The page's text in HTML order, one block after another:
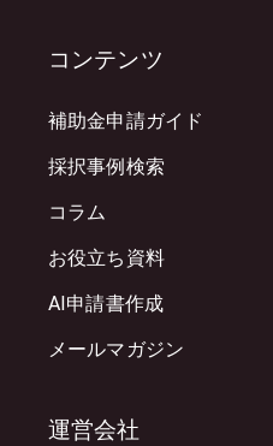
コンテンツ
補助金申請ガイド
採択事例検索
コラム
お役立ち資料
AI申請書作成
メールマガジン
運営会社